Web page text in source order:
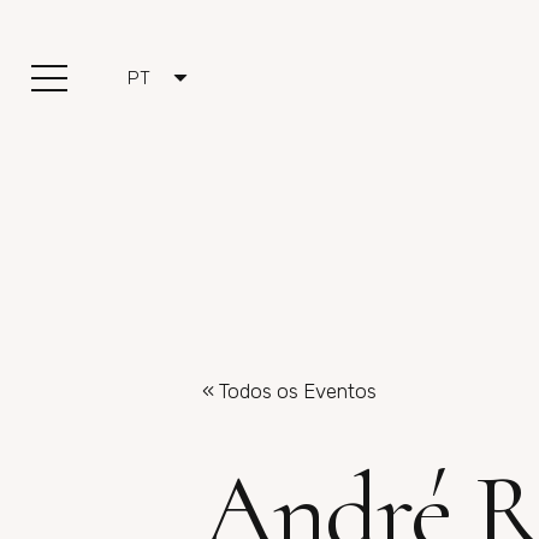
PT
« Todos os Eventos
André